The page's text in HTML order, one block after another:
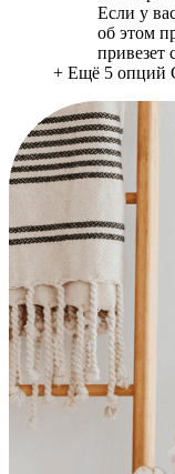
Если у
об этом
привезет
+ Ещё 5 опций